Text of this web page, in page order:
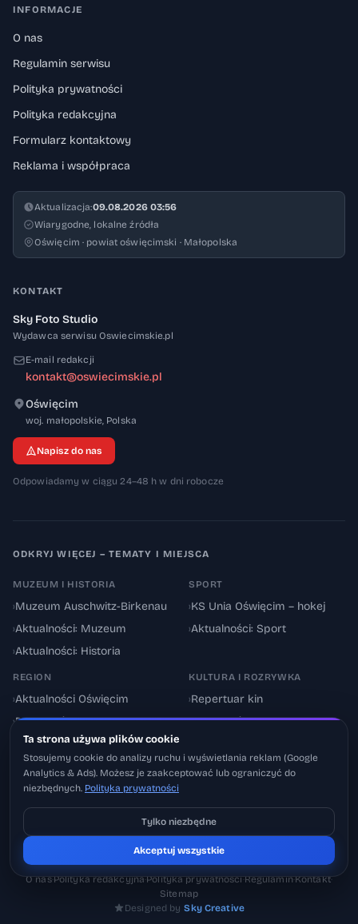
INFORMACJE
O nas
Regulamin serwisu
Polityka prywatności
Polityka redakcyjna
Formularz kontaktowy
Reklama i współpraca
Aktualizacja:09.08.2026 03:56
Wiarygodne, lokalne źródła
Oświęcim · powiat oświęcimski · Małopolska
KONTAKT
Sky Foto Studio
Wydawca serwisu Oswiecimskie.pl
E-mail redakcji
kontakt@oswiecimskie.pl
Oświęcim
woj. małopolskie, 32-600
Polska
Napisz do nas
Odpowiadamy w ciągu 24–48 h w dni robocze
ODKRYJ WIĘCEJ – TEMATY I MIEJSCA
MUZEUM I HISTORIA
›Muzeum Auschwitz-Birkenau
›Aktualności: Muzeum
›Aktualności: Historia
SPORT
›KS Unia Oświęcim – hokej
›Aktualności: Sport
REGION
›Aktualności Oświęcim
›Powiat oświęcimski
Utrudnienia drogowe
KULTURA I ROZRYWKA
›Repertuar kin
›Aktualności: Kultura
© 2026 Oswiecimskie.pl – Portal informacyjny Oświęcimia i powiatu
oświęcimskiego.
O nas·Polityka redakcyjna·Polityka prywatności·Regulamin·Kontakt·
Sitemap
Designed by Sky Creative
Ta strona używa plików cookie
Stosujemy cookie do analizy ruchu i wyświetlania reklam (Google
Analytics & Ads). Możesz je zaakceptować lub ograniczyć do
niezbędnych. Polityka prywatności
Tylko niezbędne
Akceptuj wszystkie
Pobierz na iOS